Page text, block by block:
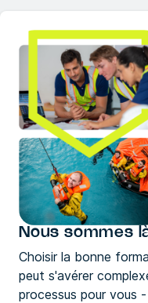
Nous sommes
Choisir la bonne
peut s'avérer
processus pour vous